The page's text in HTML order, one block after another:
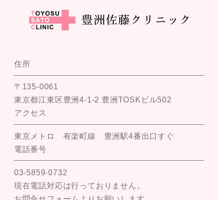
住所
〒135-0061
東京都江東区豊洲4-1-2 豊洲TOSKビル502
アクセス
東京メトロ 有楽町線 豊洲駅4番出口すぐ
電話番号
03-5859-0732
現在電話対応は行っておりません。